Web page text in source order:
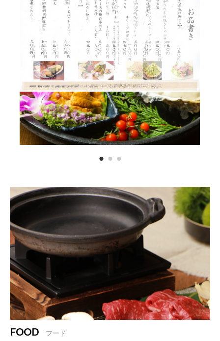
FOOD フード